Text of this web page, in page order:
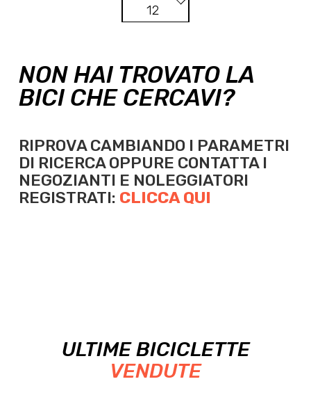
12
NON HAI TROVATO LA
BICI CHE CERCAVI?
RIPROVA CAMBIANDO I PARAMETRI
DI RICERCA OPPURE CONTATTA I
NEGOZIANTI E NOLEGGIATORI
REGISTRATI: CLICCA QUI
ULTIME BICICLETTE
VENDUTE